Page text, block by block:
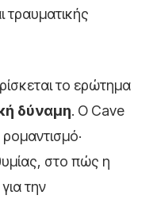
τραυματικής
το ερώτημα
δύναμη. Ο Cave
στο πώς η
την